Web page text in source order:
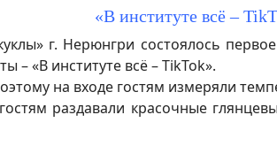
«В институте всё –
г. Нерюнгри состоялось
– «В институте всё – TikTok».
на входе гостям измеряли
раздавали красочные